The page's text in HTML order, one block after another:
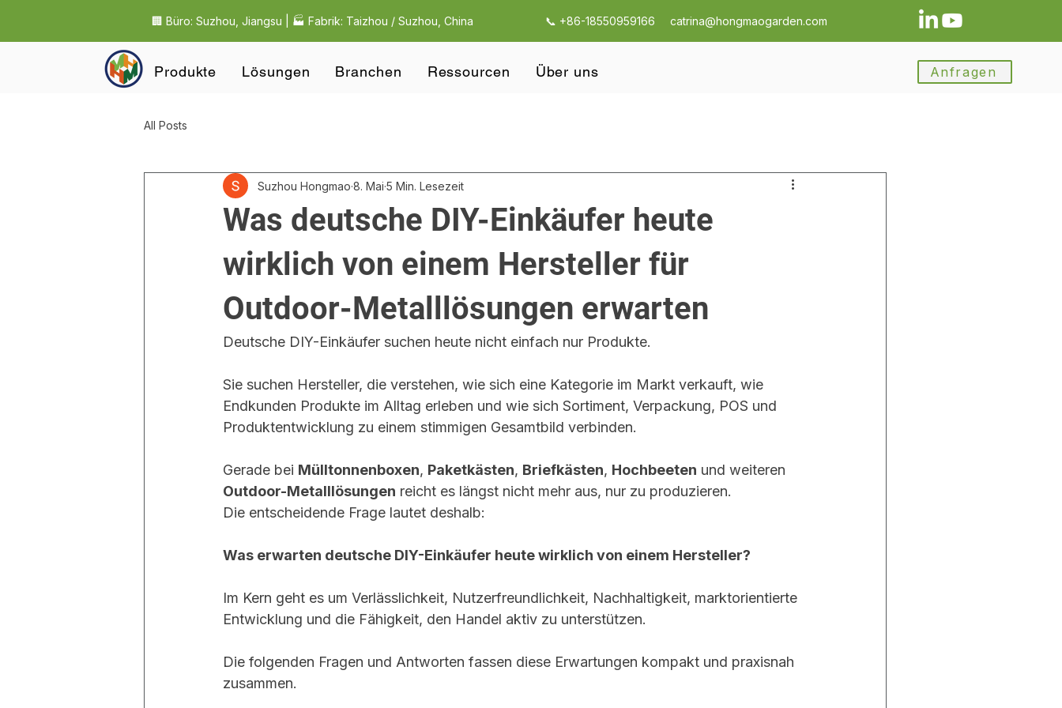
🏢 Büro: Suzhou, Jiangsu | 🏭 Fabrik: Taizhou / Suzhou, China 📞 +86-18550959166 catrina@hongmaogarden.com
Produkte Lösungen Branchen Ressourcen Über uns Anfragen
All Posts
Was deutsche DIY-Einkäufer heute
wirklich von einem Hersteller für
Outdoor-Metalllösungen erwarten
Suzhou Hongmao 8. Mai 5 Min. Lesezeit
Deutsche DIY-Einkäufer suchen heute nicht einfach nur Produkte.
Sie suchen Hersteller, die verstehen, wie sich eine Kategorie im Markt verkauft, wie
Endkunden Produkte im Alltag erleben und wie sich Sortiment, Verpackung, POS und
Produktentwicklung zu einem stimmigen Gesamtbild verbinden.
Gerade bei Mülltonnenboxen, Paketkästen, Briefkästen, Hochbeeten und weiteren
Outdoor-Metalllösungen reicht es längst nicht mehr aus, nur zu produzieren.
Die entscheidende Frage lautet deshalb:
Was erwarten deutsche DIY-Einkäufer heute wirklich von einem Hersteller?
Im Kern geht es um Verlässlichkeit, Nutzerfreundlichkeit, Nachhaltigkeit, marktorientierte
Entwicklung und die Fähigkeit, den Handel aktiv zu unterstützen.
Die folgenden Fragen und Antworten fassen diese Erwartungen kompakt und praxisnah
zusammen.